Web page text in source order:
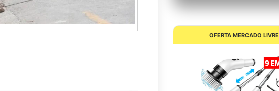
OFERTA MERCADO LIVRE